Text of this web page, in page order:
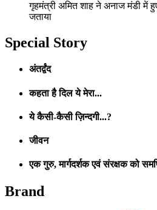
गृहमंत्री अमित शाह ने अनाज मंडी में
जताया
Special Story
अंतर्द्वंद
कहता है दिल ये मेरा...
ये कैसी-कैसी ज़िन्दगी...?
जीवन
एक गुरु, मार्गदर्शक एवं संरक्षक को
Brand